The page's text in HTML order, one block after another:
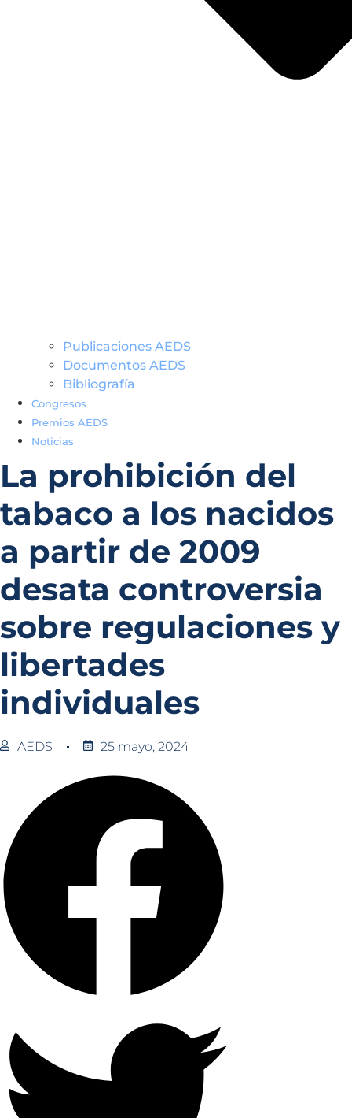
Publicaciones AEDS
Documentos AEDS
Bibliografía
Congresos
Premios AEDS
Noticias
La prohibición del
tabaco a los nacidos
a partir de 2009
desata controversia
sobre regulaciones y
libertades
individuales
AEDS 25 mayo, 2024